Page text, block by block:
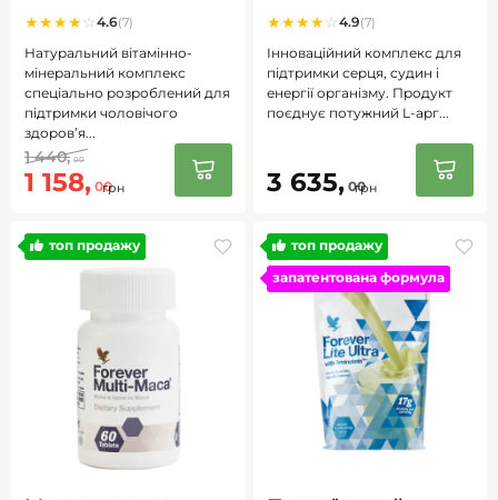
Чоловіча Енергія",
(Vitolize Mans
Vitality) 60 капс
★★★★☆4.6(7)
Натуральний вітамінно-
мінеральний комплекс
спеціально розроблений для
підтримки чоловічого
здоров’я...
1 158, 00грн
1 440, 00
(Argi+) 30 ст
★★★★☆4.9(7)
Інноваційний комплекс для
підтримки серця, судин і
енергії організму. Продукт
поєднує потужний L-арг...
3 635, 00грн
топ продажу
топ продажу
запатентована формула